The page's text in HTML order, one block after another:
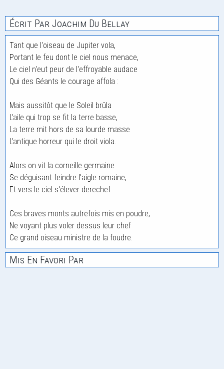
Écrit Par Joachim Du Bellay
Tant que l'oiseau de Jupiter vola,
Portant le feu dont le ciel nous menace,
Le ciel n'eut peur de l'effroyable audace
Qui des Géants le courage affola :
Mais aussitôt que le Soleil brûla
L'aile qui trop se fit la terre basse,
La terre mit hors de sa lourde masse
L'antique horreur qui le droit viola.
Alors on vit la corneille germaine
Se déguisant feindre l'aigle romaine,
Et vers le ciel s'élever derechef
Ces braves monts autrefois mis en poudre,
Ne voyant plus voler dessus leur chef
Ce grand oiseau ministre de la foudre.
Mis En Favori Par